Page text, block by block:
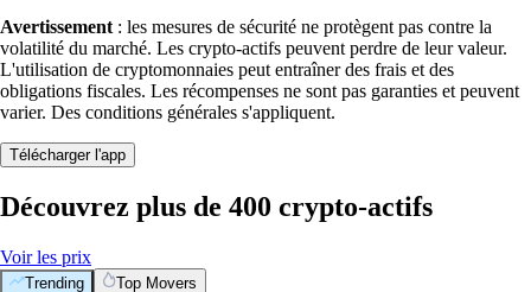
Avertissement : les mesures de sécurité ne protègent pas contre la
volatilité du marché. Les crypto-actifs peuvent perdre de leur valeur.
L'utilisation de cryptomonnaies peut entraîner des frais et des
obligations fiscales. Les récompenses ne sont pas garanties et peuvent
varier. Des conditions générales s'appliquent.
Télécharger l'app
Découvrez plus de 400 crypto-actifs
Voir les prix
Trending Top Movers